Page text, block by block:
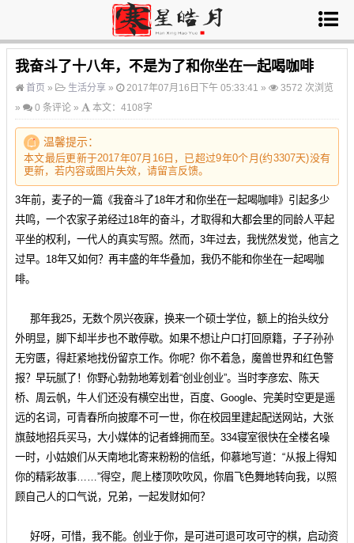
我奋斗了十八年，不是为了和你坐在一起喝咖啡
首页 » 生活分享 » 2017年07月16日下午 05:33:41 »
3572 次浏览
»
0 条评论 » 本文：4108字
温馨提示：
本文最后更新于2017年07月16日，已超过9年0个月(约3307天)没有
更新，若内容或图片失效，请留言反馈。
3年前，麦子的一篇《我奋斗了18年才和你坐在一起喝咖啡》引起多少
共鸣，一个农家子弟经过18年的奋斗，才取得和大都会里的同龄人平起
平坐的权利，一代人的真实写照。然而，3年过去，我恍然发觉，他言之
过早。18年又如何？再丰盛的年华叠加，我仍不能和你坐在一起喝咖
啡。
那年我25，无数个夙兴夜寐，换来一个硕士学位，额上的抬头纹分
外明显，脚下却半步也不敢停歇。如果不想让户口打回原籍，子子孙孙
无穷匮，得赶紧地找份留京工作。你呢？你不着急，魔兽世界和红色警
报？早玩腻了！你野心勃勃地筹划着“创业创业”。当时李彦宏、陈天
桥、周云帆，牛人们还没有横空出世，百度、Google、完美时空更是遥
远的名词，可青春所向披靡不可一世，你在校园里建起配送网站，大张
旗鼓地招兵买马，大小媒体的记者蜂拥而至。334寝室很快在全楼名噪
一时，小姑娘们从天南地北寄来粉粉的信纸，仰慕地写道：“从报上得知
你的精彩故事……”得空，爬上楼顶吹吹风，你眉飞色舞地转向我，以照
顾自己人的口气说，兄弟，一起发财如何？
好呀，可惜，我不能。创业于你，是可进可退可攻可守的棋，启动资